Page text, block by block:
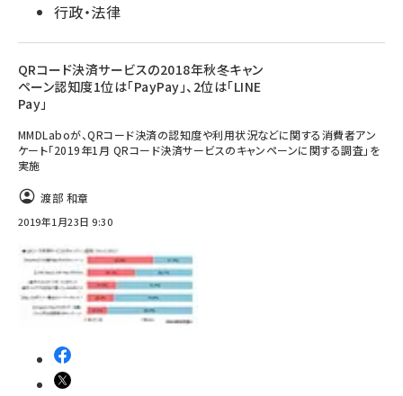
行政・法律
QRコード決済サービスの2018年秋冬キャン
ペーン認知度1位は「PayPay」、2位は「LINE
Pay」
MMDLaboが、QRコード決済の認知度や利用状況などに関する消費者アン
ケート「2019年1月 QRコード決済サービスのキャンペーンに関する調査」を
実施
渡部 和章
2019年1月23日 9:30